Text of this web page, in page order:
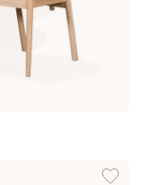
även i dessa
Lägg